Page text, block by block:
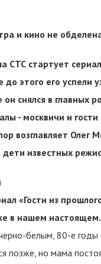
и кино не
СТС стартует
до этого его
он снялся в
- москвичи и
возглавляет Олег
известных
«Гости из
в нашем
белым, 80-е годы
позже, но мама